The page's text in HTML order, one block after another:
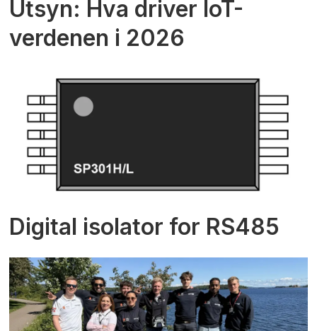
Utsyn: Hva driver IoT-
verdenen i 2026
Digital isolator for RS485